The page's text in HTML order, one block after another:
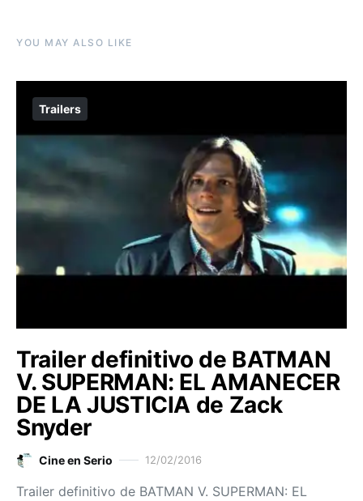
YOU MAY ALSO LIKE
Trailers
Trailer definitivo de BATMAN
V. SUPERMAN: EL AMANECER
DE LA JUSTICIA de Zack
Snyder
Cine en Serio 12/02/2016
Trailer definitivo de BATMAN V. SUPERMAN: EL